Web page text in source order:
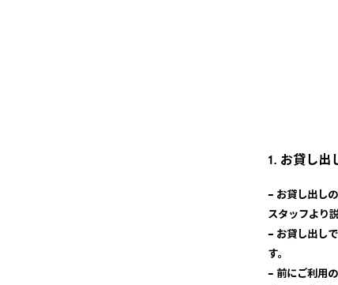
1. お貸し出
– お貸し出し
スタッフより
– お貸し出し
す。
– 前にご利用